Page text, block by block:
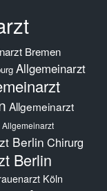
Bremen
Allgemeinarzt
Allgemeinarzt
Allgemeinarzt
Berlin Chirurg
Berlin
Köln